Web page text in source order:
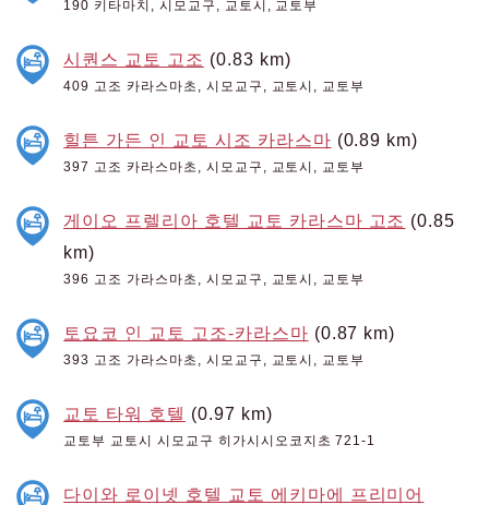
190 키타마치, 시모교구, 교토시, 교토부
시퀀스 교토 고조 (0.83 km)
409 고조 카라스마초, 시모교구, 교토시, 교토부
힐튼 가든 인 교토 시조 카라스마 (0.89 km)
397 고조 카라스마초, 시모교구, 교토시, 교토부
게이오 프렐리아 호텔 교토 카라스마 고조 (0.85
km)
396 고조 가라스마초, 시모교구, 교토시, 교토부
토요코 인 교토 고조-카라스마 (0.87 km)
393 고조 가라스마초, 시모교구, 교토시, 교토부
교토 타워 호텔 (0.97 km)
교토부 교토시 시모교구 히가시시오코지초 721-1
다이와 로이넷 호텔 교토 에키마에 프리미어